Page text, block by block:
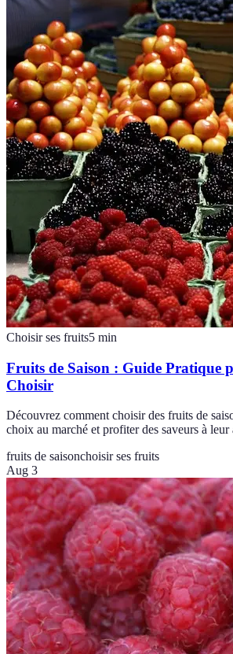
Choisir ses fruits5 min
Fruits de Saison : Guide Pratique
Choisir
Découvrez comment choisir des fruits de
choix au marché et profiter des saveurs à leur
fruits de saisonchoisir ses fruits
Aug 3